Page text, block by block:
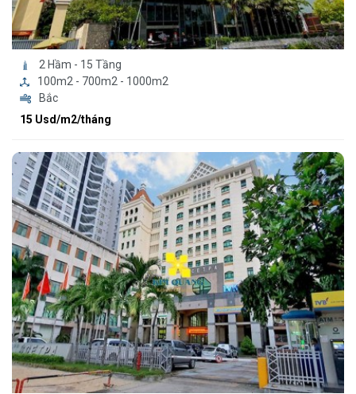
2 Hầm - 15 Tầng
100m2 - 700m2 - 1000m2
Bắc
15 Usd/m2/tháng